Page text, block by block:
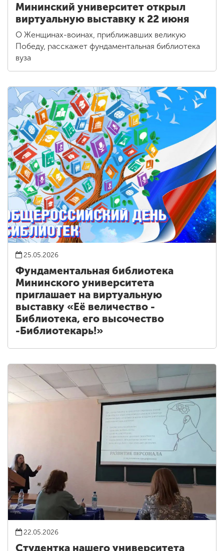
Мининский университет открыл
виртуальную выставку к 22 июня
О Женщинах-воинах, приближавших великую
Победу, расскажет фундаментальная библиотека
вуза
25.05.2026
Фундаментальная библиотека
Мининского университета
приглашает на виртуальную
выставку «Её величество -
Библиотека, его высочество
-Библиотекарь!»
22.05.2026
Студентка нашего университета